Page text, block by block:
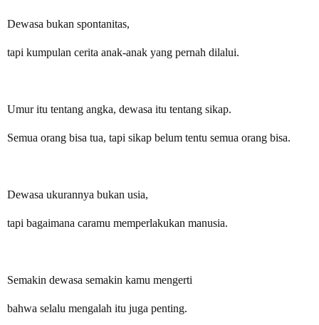
Dewasa bukan spontanitas,
tapi kumpulan cerita anak-anak yang pernah dilalui.
Umur itu tentang angka, dewasa itu tentang sikap.
Semua orang bisa tua, tapi sikap belum tentu semua orang bisa.
Dewasa ukurannya bukan usia,
tapi bagaimana caramu memperlakukan manusia.
Semakin dewasa semakin kamu mengerti
bahwa selalu mengalah itu juga penting.